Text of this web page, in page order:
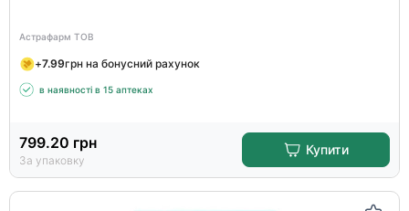
Астрафарм ТОВ
+7.99грн на бонусний рахунок
в наявності в 15 аптеках
799.20 грн
За упаковку
Купити